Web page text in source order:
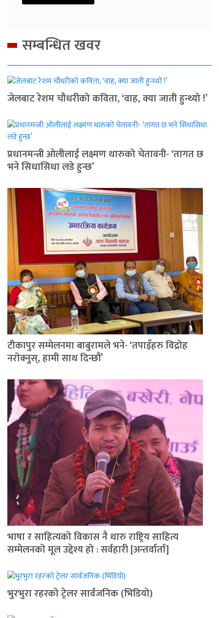
सम्बन्धित खवर
जेलबाट रेशम चौधरीको कविता, ‘वाह, क्या जाती हुन्थ्यो !’
प्रधानमन्त्री ओलीलाई लक्ष्मण थारुको चेतावनी- ‘तागत छ
भने सिधासिधा लडे हुन्छ’
टीकापुर सम्मेलनमा बाबुरामले भने- ‘तपाइँहरु विद्रोह
नरोक्नुस्, हामी साथ दिन्छौं’
भाषा र साहित्यको विकास नै थारु राष्ट्रिय साहित्य
सम्मेलनको मूल उद्देश्य हो : सर्वहारी [अन्तर्वार्ता]
भुरभुरा रहरको ट्रेलर सार्वजनिक (भिडियो)